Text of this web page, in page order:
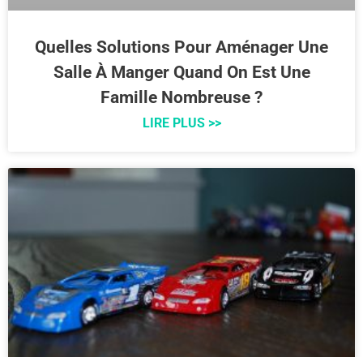
Quelles Solutions Pour Aménager Une
Salle À Manger Quand On Est Une
Famille Nombreuse ?
LIRE PLUS >>